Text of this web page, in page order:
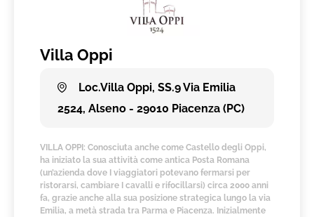
Villa Oppi
Loc.Villa Oppi, SS.9 Via Emilia
2524, Alseno - 29010 Piacenza (PC)
VILLA OPPI: Conosciuta anche come Castello degli Oppi,
ha iniziato la sua attività come antica Posta Romana
(un’azienda dove I viaggiatori potevano fermarsi per
ristorarsi, cambiare I cavalli e rifocillarsi) circa 2000 anni
fa, grazie anche alla sua posizione strategica lungo la via
Emilia, a metà strada tra Parma e Piacenza. Inizialmente